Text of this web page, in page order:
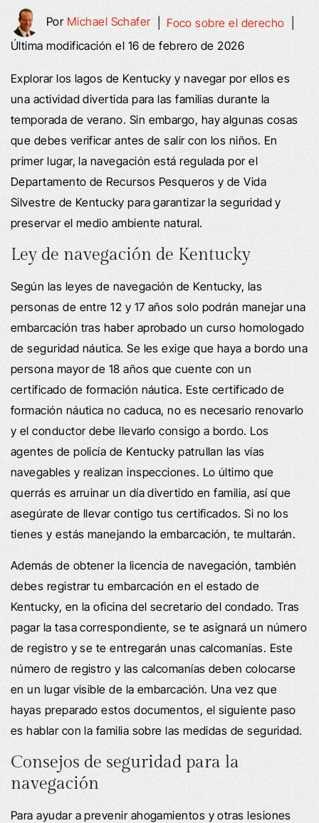
Por Michael Schafer| Foco sobre el derecho
Última modificación el 16 de febrero de 2026
Explorar los lagos de Kentucky y navegar por ellos es
una actividad divertida para las familias durante la
temporada de verano. Sin embargo, hay algunas cosas
que debes verificar antes de salir con los niños. En
primer lugar, la navegación está regulada por el
Departamento de Recursos Pesqueros y de Vida
Silvestre de Kentucky para garantizar la seguridad y
preservar el medio ambiente natural.
Ley de navegación de Kentucky
Según las leyes de navegación de Kentucky, las
personas de entre 12 y 17 años solo podrán manejar una
embarcación tras haber aprobado un curso homologado
de seguridad náutica. Se les exige que haya a bordo una
persona mayor de 18 años que cuente con un
certificado de formación náutica. Este certificado de
formación náutica no caduca, no es necesario renovarlo
y el conductor debe llevarlo consigo a bordo. Los
agentes de policía de Kentucky patrullan las vías
navegables y realizan inspecciones. Lo último que
querrás es arruinar un día divertido en familia, así que
asegúrate de llevar contigo tus certificados. Si no los
tienes y estás manejando la embarcación, te multarán.
Además de obtener la licencia de navegación, también
debes registrar tu embarcación en el estado de
Kentucky, en la oficina del secretario del condado. Tras
pagar la tasa correspondiente, se te asignará un número
de registro y se te entregarán unas calcomanías. Este
número de registro y las calcomanías deben colocarse
en un lugar visible de la embarcación. Una vez que
hayas preparado estos documentos, el siguiente paso
es hablar con la familia sobre las medidas de seguridad.
Consejos de seguridad para la
navegación
Para ayudar a prevenir ahogamientos y otras lesiones